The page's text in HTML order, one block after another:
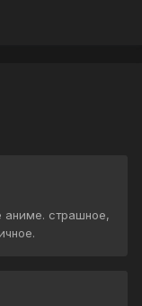
аниме. страшное,